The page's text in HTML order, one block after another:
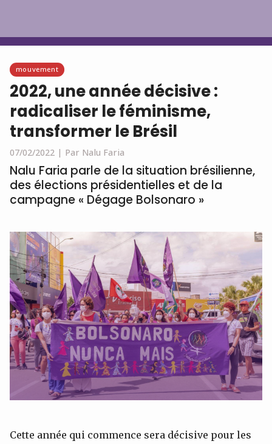
mouvement
2022, une année décisive :
radicaliser le féminisme,
transformer le Brésil
07/02/2022 | Par Nalu Faria
Nalu Faria parle de la situation brésilienne,
des élections présidentielles et de la
campagne « Dégage Bolsonaro »
Cette année qui commence sera décisive pour les